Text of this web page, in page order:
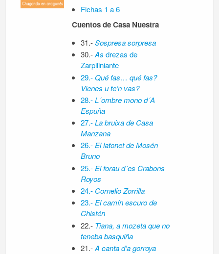
Fichas 1 a 6
Cuentos de Casa Nuestra
31.-Sospresa sorpresa
30.-As drezas de
Zarpiliniante
29.-Qué fas… qué fas?
Vienes u te’n vas?
28.-L´ombre mono d´A
Espuña
27.-La bruixa de Casa
Manzana
26.-El latonet de Mosén
Bruno
25.- El forau d´es Crabons
Royos
24.- Cornelio Zorrilla
23.-El camín escuro de
Chistén
22.- Tiana, a mozeta que no
teneba basquiña
21.-A canta d’a gorroya